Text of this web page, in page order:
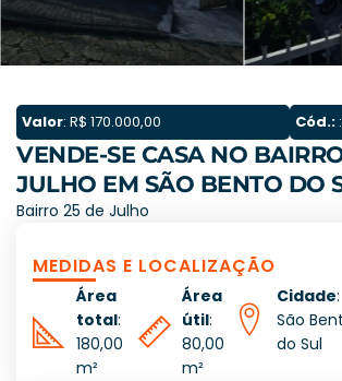
Valor: R$ 170.000,00 Cód.:
VENDE-SE CASA NO
JULHO EM SÃO BENTO DO
Bairro 25 de Julho
MEDIDAS E LOCALIZAÇÃO
Área
total:
180,00
m²
Área
útil:
80,00
m²
Cidade:
São
do Sul